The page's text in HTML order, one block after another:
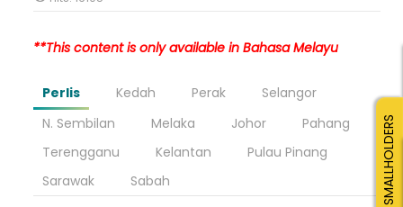
**This content is only available in Bahasa Melayu
Perlis Kedah Perak
Selangor
N. Sembilan
Melaka Johor
Pahang
Terengganu
Kelantan
Pulau Pinang
Sarawak
Sabah SMALLHOLDERS